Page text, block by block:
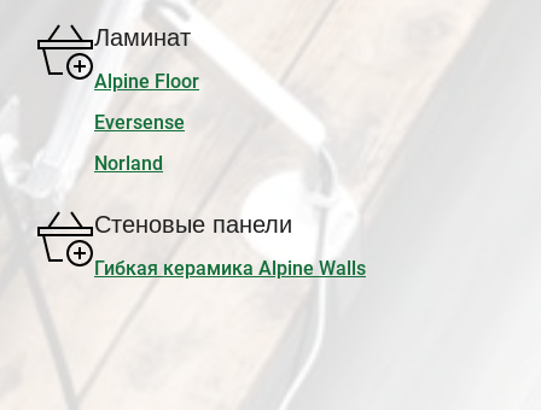
Ламинат
Alpine Floor
Eversense
Norland
Стеновые панели
Гибкая керамика Alpine Walls